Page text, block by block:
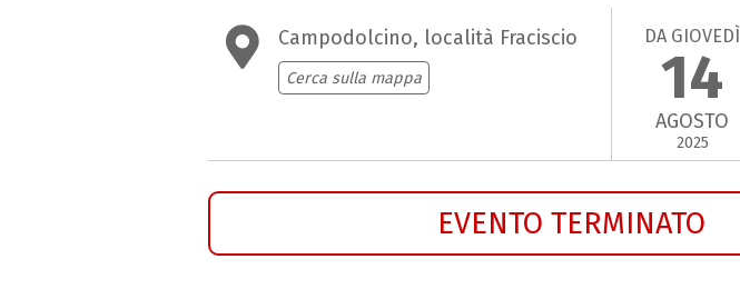
Campodolcino, località Fraciscio
Cerca sulla mappa
DA GIOVEDÌ
14
AGOSTO
2025
EVENTO TERMINATO